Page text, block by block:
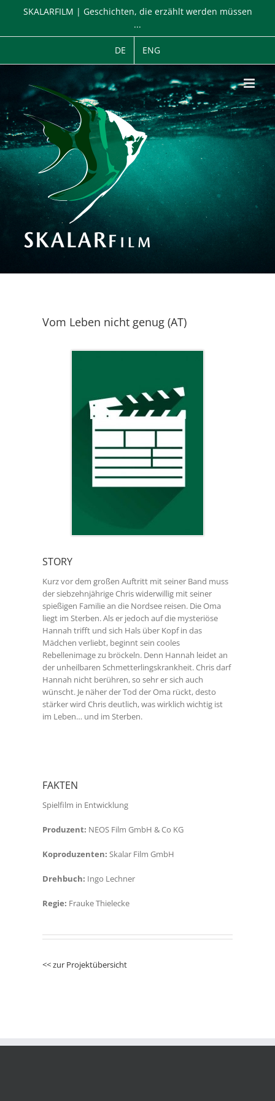
SKALARFILM | Geschichten, die erzählt werden müssen
...
DE ENG
Vom Leben nicht genug (AT)
STORY
Kurz vor dem großen Auftritt mit seiner Band muss
der siebzehnjährige Chris widerwillig mit seiner
spießigen Familie an die Nordsee reisen. Die Oma
liegt im Sterben. Als er jedoch auf die mysteriöse
Hannah trifft und sich Hals über Kopf in das
Mädchen verliebt, beginnt sein cooles
Rebellenimage zu bröckeln. Denn Hannah leidet an
der unheilbaren Schmetterlingskrankheit. Chris darf
Hannah nicht berühren, so sehr er sich auch
wünscht. Je näher der Tod der Oma rückt, desto
stärker wird Chris deutlich, was wirklich wichtig ist
im Leben… und im Sterben.
FAKTEN
Spielfilm in Entwicklung
Produzent: NEOS Film GmbH & Co KG
Koproduzenten: Skalar Film GmbH
Drehbuch: Ingo Lechner
Regie: Frauke Thielecke
<< zur Projektübersicht